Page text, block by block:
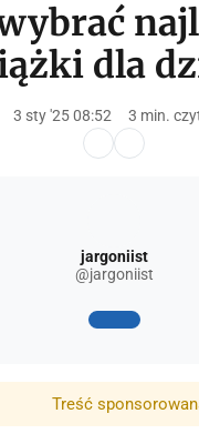
dla
3 sty '25 08:52 3 min.
jargoniist
@jargoniist
Treść